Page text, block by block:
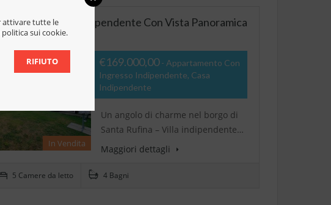
RUFINA Villa Indipendente Con Vista Panoramica
In Vendita
€169.000,00- Appartamento Con
Ingresso Indipendente, Casa
Indipendente
Un angolo di charme nel borgo di
Santa Rufina – Villa indipendente…
Maggiori dettagli
5 Camere da letto 4 Bagni
attivare tutte le
sui cookie.
RIFIUTO